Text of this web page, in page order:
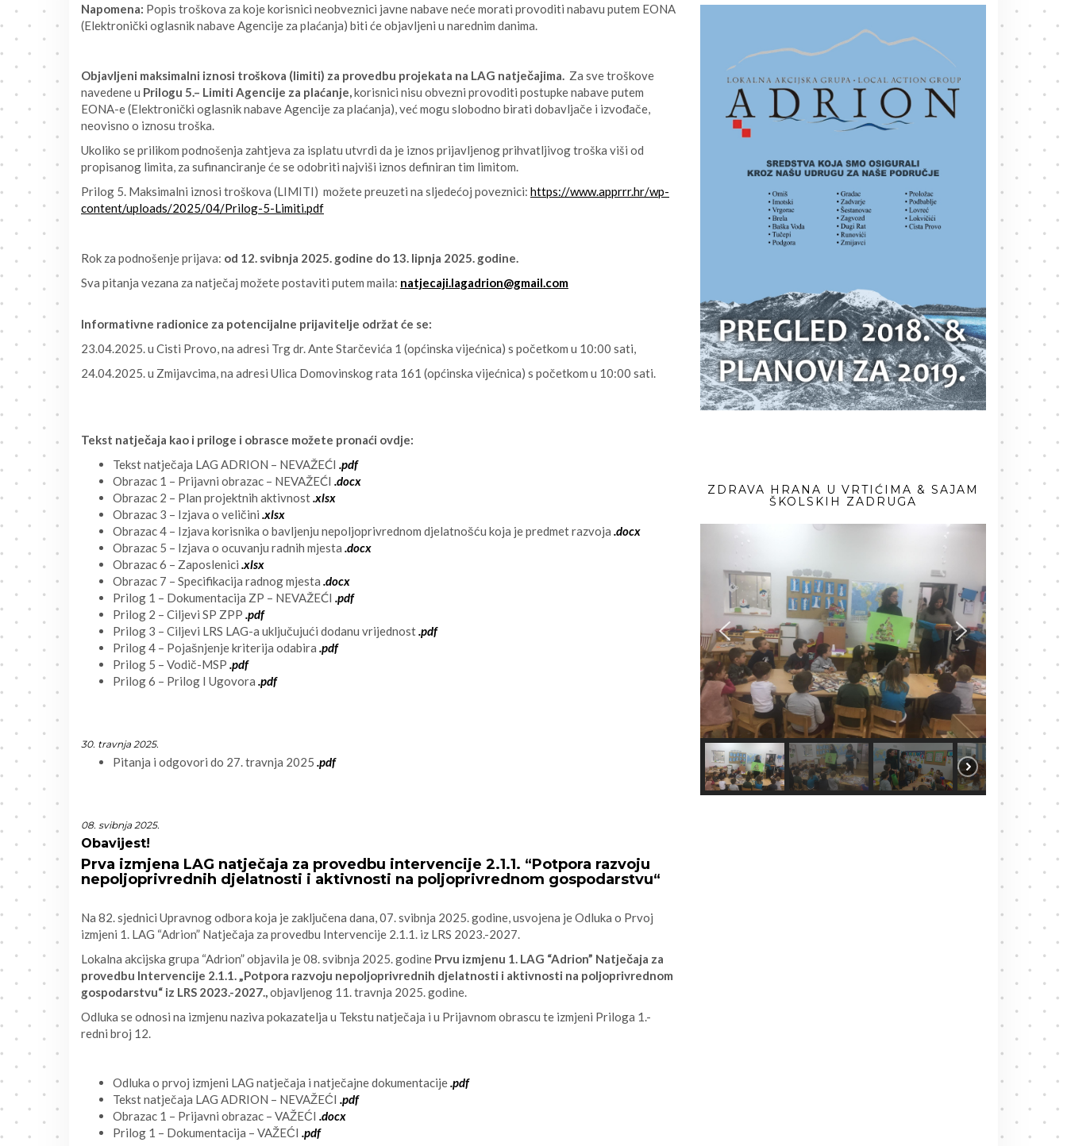
Napomena: Popis troškova za koje korisnici neobveznici javne nabave neće morati provoditi nabavu putem EONA
(Elektronički oglasnik nabave Agencije za plaćanja) biti će objavljeni u narednim danima.
Objavljeni maksimalni iznosi troškova (limiti) za provedbu projekata na LAG natječajima. Za sve troškove
navedene u Prilogu 5.– Limiti Agencije za plaćanje,korisnici nisu obvezni provoditi postupke nabave putem
EONA-e (Elektronički oglasnik nabave Agencije za plaćanja), već mogu slobodno birati dobavljače i izvođače,
neovisno o iznosu troška.
Ukoliko se prilikom podnošenja zahtjeva za isplatu utvrdi da je iznos prijavljenog prihvatljivog troška viši od
propisanog limita, za sufinanciranje će se odobriti najviši iznos definiran tim limitom.
Prilog 5. Maksimalni iznosi troškova (LIMITI) možete preuzeti na sljedećoj poveznici: https://www.apprrr.hr/wp-
content/uploads/2025/04/Prilog-5-Limiti.pdf
Rok za podnošenje prijava: od 12. svibnja 2025. godine do 13. lipnja 2025. godine.
Sva pitanja vezana za natječaj možete postaviti putem maila: natjecaji.lagadrion@gmail.com
Informativne radionice za potencijalne prijavitelje održat će se:
23.04.2025. u Cisti Provo, na adresi Trg dr. Ante Starčevića 1 (općinska vijećnica) s početkom u 10:00 sati,
24.04.2025. u Zmijavcima, na adresi Ulica Domovinskog rata 161 (općinska vijećnica) s početkom u 10:00 sati.
Tekst natječaja kao i priloge i obrasce možete pronaći ovdje:
Tekst natječaja LAG ADRION – NEVAŽEĆI .pdf
Obrazac 1 – Prijavni obrazac – NEVAŽEĆI .docx
Obrazac 2 – Plan projektnih aktivnost.xlsx
Obrazac 3 – Izjava o veličini .xlsx
Obrazac 4 – Izjava korisnika o bavljenju nepoljoprivrednom djelatnošću koja je predmet razvoja .docx
Obrazac 5 – Izjava o ocuvanju radnih mjesta .docx
Obrazac 6 – Zaposlenici .xlsx
Obrazac 7 – Specifikacija radnog mjesta .docx
Prilog 1 – Dokumentacija ZP – NEVAŽEĆI .pdf
Prilog 2 – Ciljevi SP ZPP .pdf
Prilog 3 – Ciljevi LRS LAG-a uključujući dodanu vrijednost.pdf
Prilog 4 – Pojašnjenje kriterija odabira .pdf
Prilog 5 – Vodič-MSP .pdf
Prilog 6 – Prilog I Ugovora .pdf
30. travnja 2025.
Pitanja i odgovori do 27. travnja 2025 .pdf
08. svibnja 2025.
Obavijest!
Prva izmjena LAG natječaja za provedbu intervencije 2.1.1. “Potpora razvoju
nepoljoprivrednih djelatnosti i aktivnosti na poljoprivrednom gospodarstvu“
Na 82. sjednici Upravnog odbora koja je zaključena dana, 07. svibnja 2025. godine, usvojena je Odluka o Prvoj
izmjeni 1. LAG “Adrion” Natječaja za provedbu Intervencije 2.1.1. iz LRS 2023.-2027.
Lokalna akcijska grupa “Adrion” objavila je 08. svibnja 2025. godine Prvu izmjenu 1. LAG “Adrion” Natječaja za
provedbu Intervencije 2.1.1. „Potpora razvoju nepoljoprivrednih djelatnosti i aktivnosti na poljoprivrednom
gospodarstvu“ iz LRS 2023.-2027.,objavljenog 11. travnja 2025. godine.
Odluka se odnosi na izmjenu naziva pokazatelja u Tekstu natječaja i u Prijavnom obrascu te izmjeni Priloga 1.-
redni broj 12.
Odluka o prvoj izmjeni LAG natječaja i natječajne dokumentacije.pdf
Tekst natječaja LAG ADRION – NEVAŽEĆI .pdf
Obrazac 1 – Prijavni obrazac – VAŽEĆI .docx
Prilog 1 – Dokumentacija – VAŽEĆI .pdf
ZDRAVA HRANA U VRTIĆIMA & SAJAM
ŠKOLSKIH ZADRUGA